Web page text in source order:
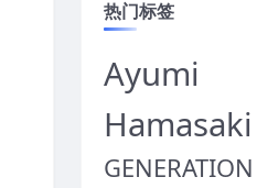
热门标签
Ayumi
Hamasaki
GENERATION